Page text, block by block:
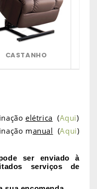
CASTANHO
elétrica (Aqui)
manual (Aqui)
ser enviado à
serviços de